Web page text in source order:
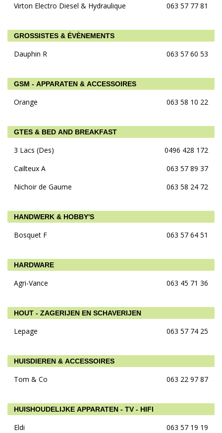
Virton Electro Diesel & Hydraulique
063 57 77 81
GROSSISTES & ÉVÈNEMENTS
Dauphin R 063 57 60 53
GSM - APPARATEN & ACCESSOIRES
Orange 063 58 10 22
GTES & BED AND BREAKFAST
3 Lacs (Des)
0496 428 172
Cailteux A
063 57 89 37
Nichoir de Gaume
063 58 24 72
HANDWERK & HOBBY'S
Bosquet F 063 57 64 51
HARDWARE
Agri-Vance 063 45 71 36
HOUT - ZAGERIJEN EN SCHAVERIJEN
Lepage 063 57 74 25
HUISDIEREN & ACCESSOIRES
Tom & Co 063 22 97 87
HUISHOUDELIJKE APPARATEN - TV - HIFI
Eldi 063 57 19 19